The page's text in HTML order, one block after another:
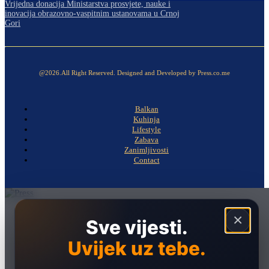
Vrijedna donacija Ministarstva prosvjete, nauke i
inovacija obrazovno-vaspitnim ustanovama u Crnoj
Gori
@2026.All Right Reserved. Designed and Developed by Press.co.me
Balkan
Kuhinja
Lifestyle
Zabava
Zanimljivosti
Contact
×
Sve vijesti.
Uvijek uz tebe.